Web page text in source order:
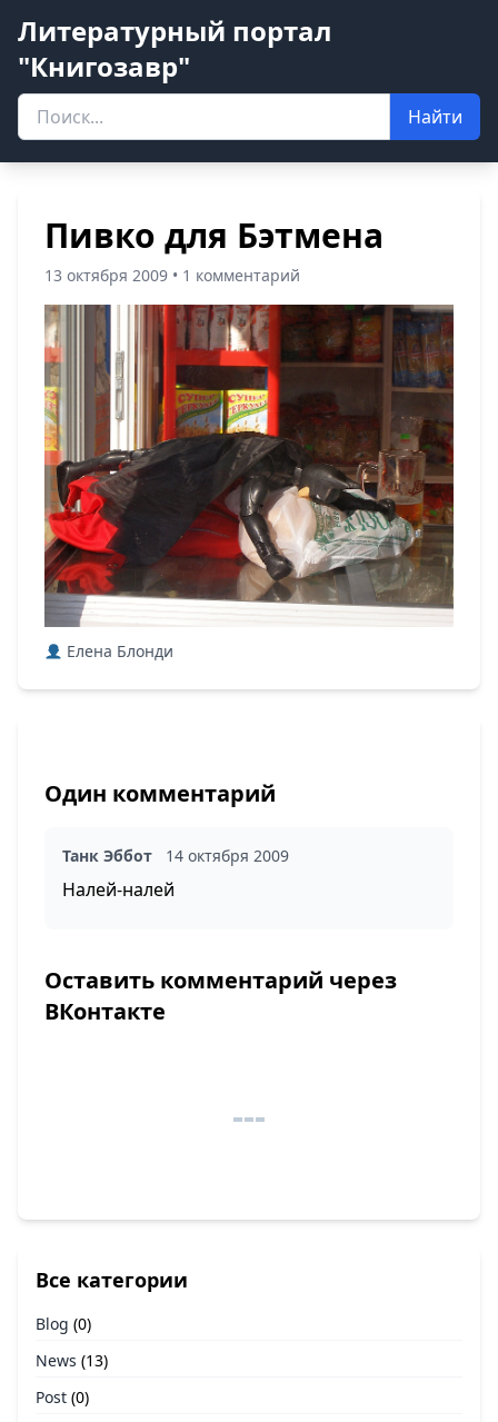
Литературный портал
"Книгозавр"
Найти
Пивко для Бэтмена
13 октября 2009 • 1 комментарий
Елена Блонди
Один комментарий
Танк Эббот 14 октября 2009
Налей-налей
Оставить комментарий через
ВКонтакте
Все категории
Blog (0)
News (13)
Post (0)